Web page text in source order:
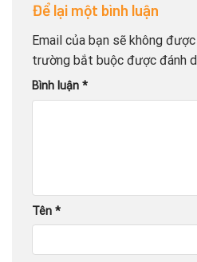
Để lại một bình luận
Email của bạn sẽ không
trường bắt buộc được đánh
Bình luận *
Tên *